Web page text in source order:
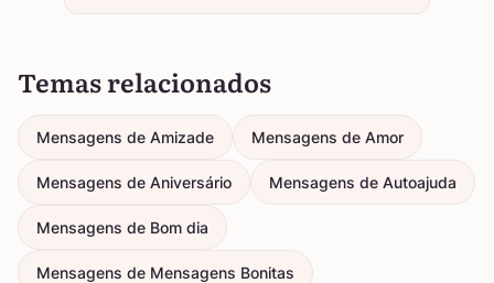
Temas relacionados
Mensagens de Amizade Mensagens de Amor
Mensagens de Aniversário Mensagens de Autoajuda
Mensagens de Bom dia
Mensagens de Mensagens Bonitas